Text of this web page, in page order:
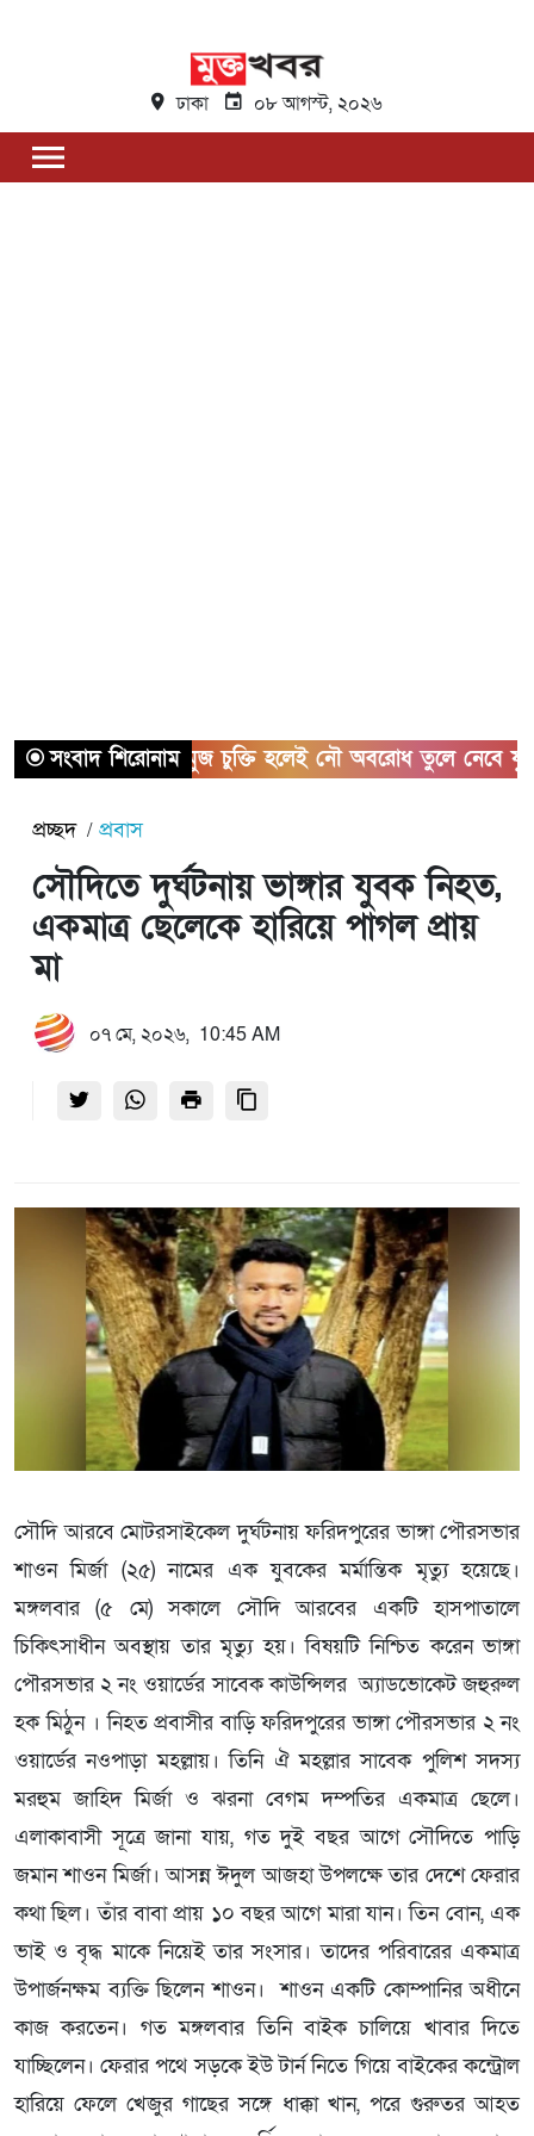
ঢাকা ০৮ আগস্ট, ২০২৬
সংবাদ শিরোনাম
হরমুজ চুক্তি হলেই নৌ অবরোধ তুলে নেবে যুক্তরাষ্ট্র
প্রচ্ছদ প্রবাস
সৌদিতে দুর্ঘটনায় ভাঙ্গার যুবক নিহত,
একমাত্র ছেলেকে হারিয়ে পাগল প্রায়
মা
০৭ মে, ২০২৬, 10:45 AM
সৌদি আরবে মোটরসাইকেল দুর্ঘটনায় ফরিদপুরের ভাঙ্গা পৌরসভার
শাওন মির্জা (২৫) নামের এক যুবকের মর্মান্তিক মৃত্যু হয়েছে।
মঙ্গলবার (৫ মে) সকালে সৌদি আরবের একটি হাসপাতালে
চিকিৎসাধীন অবস্থায় তার মৃত্যু হয়। বিষয়টি নিশ্চিত করেন ভাঙ্গা
পৌরসভার ২ নং ওয়ার্ডের সাবেক কাউন্সিলর অ্যাডভোকেট জহুরুল
হক মিঠুন । নিহত প্রবাসীর বাড়ি ফরিদপুরের ভাঙ্গা পৌরসভার ২ নং
ওয়ার্ডের নওপাড়া মহল্লায়। তিনি ঐ মহল্লার সাবেক পুলিশ সদস্য
মরহুম জাহিদ মির্জা ও ঝরনা বেগম দম্পতির একমাত্র ছেলে।
এলাকাবাসী সূত্রে জানা যায়, গত দুই বছর আগে সৌদিতে পাড়ি
জমান শাওন মির্জা। আসন্ন ঈদুল আজহা উপলক্ষে তার দেশে ফেরার
কথা ছিল। তাঁর বাবা প্রায় ১০ বছর আগে মারা যান। তিন বোন, এক
ভাই ও বৃদ্ধ মাকে নিয়েই তার সংসার। তাদের পরিবারের একমাত্র
উপার্জনক্ষম ব্যক্তি ছিলেন শাওন। শাওন একটি কোম্পানির অধীনে
কাজ করতেন। গত মঙ্গলবার তিনি বাইক চালিয়ে খাবার দিতে
যাচ্ছিলেন। ফেরার পথে সড়কে ইউ টার্ন নিতে গিয়ে বাইকের কন্ট্রোল
হারিয়ে ফেলে খেজুর গাছের সঙ্গে ধাক্কা খান, পরে গুরুতর আহত